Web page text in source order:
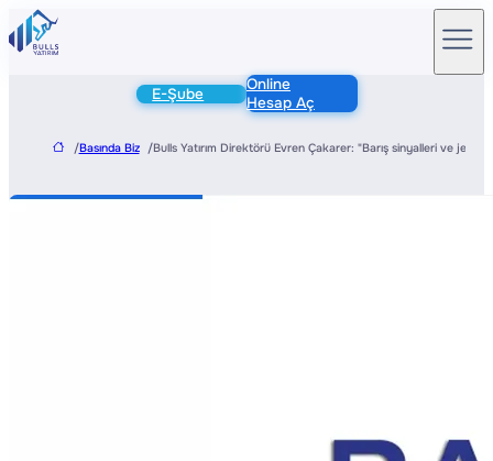
E-Şube
Online
Hesap Aç
/Basında Biz /Bulls Yatırım Direktörü Evren Çakarer: "Barış sinyalleri ve